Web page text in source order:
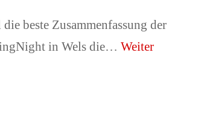
Sitemap
beste Zusammenfassung der
in Wels die… Weiter